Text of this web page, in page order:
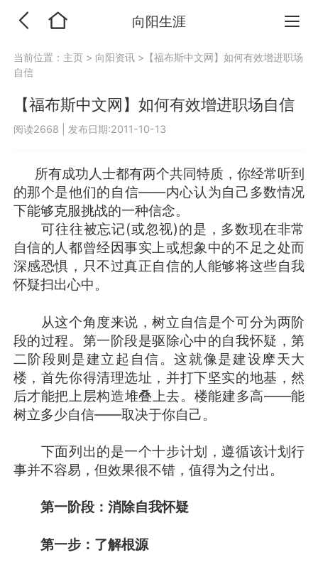
向阳生涯
当前位置： 主页 > 向阳资讯 >【福布斯中文网】如何有效增进职场
自信
【福布斯中文网】如何有效增进职场自信
阅读2668 发布日期:2011-10-13
所有成功人士都有两个共同特质，你经常听到
的那个是他们的自信——内心认为自己多数情况
下能够克服挑战的一种信念。
可往往被忘记(或忽视)的是，多数现在非常
自信的人都曾经因事实上或想象中的不足之处而
深感恐惧，只不过真正自信的人能够将这些自我
怀疑扫出心中。
从这个角度来说，树立自信是个可分为两阶
段的过程。第一阶段是驱除心中的自我怀疑，第
二阶段则是建立起自信。这就像是建设摩天大
楼，首先你得清理选址，并打下坚实的地基，然
后才能把上层构造堆叠上去。楼能建多高——能
树立多少自信——取决于你自己。
下面列出的是一个十步计划，遵循该计划行
事并不容易，但效果很不错，值得为之付出。
第一阶段：消除自我怀疑
第一步：了解根源